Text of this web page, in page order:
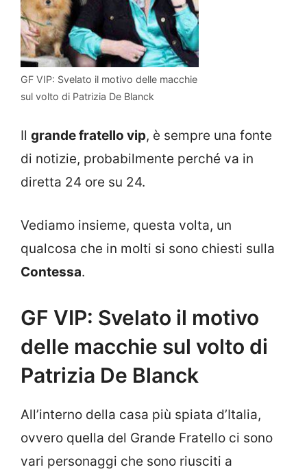
GF VIP: Svelato il motivo delle macchie
sul volto di Patrizia De Blanck
Il grande fratello vip, è sempre una fonte
di notizie, probabilmente perché va in
diretta 24 ore su 24.
Vediamo insieme, questa volta, un
qualcosa che in molti si sono chiesti sulla
Contessa.
GF VIP: Svelato il motivo
delle macchie sul volto di
Patrizia De Blanck
All’interno della casa più spiata d’Italia,
ovvero quella del Grande Fratello ci sono
vari personaggi che sono riusciti a